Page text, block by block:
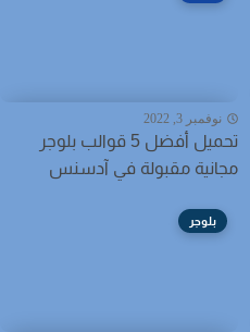
نوفمبر 3, 2022
تحميل أفضل 5 قوالب بلوجر
مجانية مقبولة في آدسنس
بلوجر